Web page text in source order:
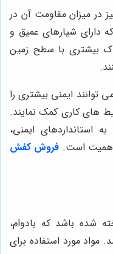
در میزان مقاومت آن در
دارای شیارهای عمیق و
بیشتری با سطح زمین
ایمنی بیشتری را
های کاری کمک نمایند.
استانداردهای ایمنی،
اهمیت است. فروش کفش
شده باشد که بادوام،
مواد مورد استفاده برای